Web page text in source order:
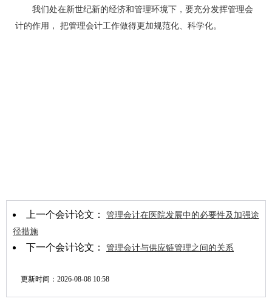
我们处在新世纪新的经济和管理环境下，要充分发挥管理会
计的作用， 把管理会计工作做得更加规范化、科学化。
上一个会计论文： 管理会计在医院发展中的必要性及加强途
径措施
下一个会计论文： 管理会计与供应链管理之间的关系
更新时间： 2026-08-08 10:58